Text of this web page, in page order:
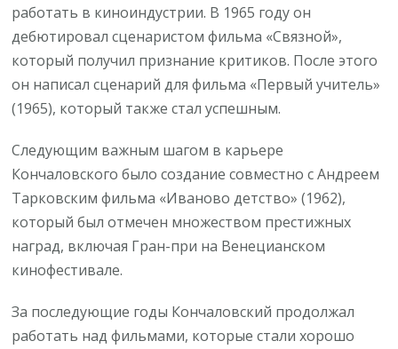
работать в киноиндустрии. В 1965 году он
дебютировал сценаристом фильма «Связной»,
который получил признание критиков. После этого
он написал сценарий для фильма «Первый учитель»
(1965), который также стал успешным.
Следующим важным шагом в карьере
Кончаловского было создание совместно с Андреем
Тарковским фильма «Иваново детство» (1962),
который был отмечен множеством престижных
наград, включая Гран-при на Венецианском
кинофестивале.
За последующие годы Кончаловский продолжал
работать над фильмами, которые стали хорошо